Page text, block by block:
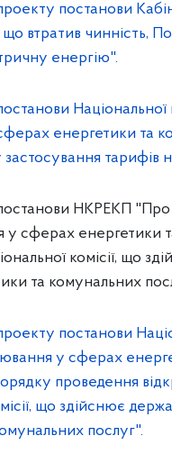
постанови
втратив чинність,
енергію".
Національної
енергетики та
тарифів
НКРЕКП
у сферах енергетики
комісії, що
та комунальних
постанови
у сферах
проведення
що здійснює
послуг".